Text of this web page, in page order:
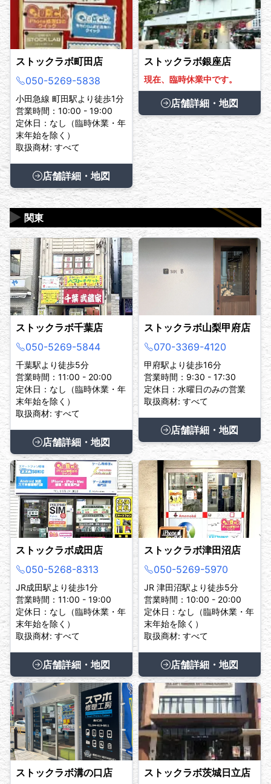
ストックラボ町田店
050-5269-5838
小田急線 町田駅より徒歩1分
営業時間：10:00 - 19:00
定休日：なし（臨時休業・年
末年始を除く）
取扱商材: すべて
店舗詳細・地図
ストックラボ銀座店
現在、臨時休業中です。
店舗詳細・地図
関東
▶
ストックラボ千葉店
050-5269-5844
千葉駅より徒歩5分
営業時間：11:00 - 20:00
定休日：なし（臨時休業・年
末年始を除く）
取扱商材: すべて
店舗詳細・地図
ストックラボ山梨甲府店
070-3369-4120
甲府駅より徒歩16分
営業時間：9:30 - 17:30
定休日：水曜日のみの営業
取扱商材: すべて
店舗詳細・地図
ストックラボ成田店
050-5268-8313
JR成田駅より徒歩1分
営業時間：11:00 - 19:00
定休日：なし（臨時休業・年
末年始を除く）
取扱商材: すべて
店舗詳細・地図
ストックラボ津田沼店
050-5269-5970
JR 津田沼駅より徒歩5分
営業時間：10:00 - 20:00
定休日：なし（臨時休業・年
末年始を除く）
取扱商材: すべて
店舗詳細・地図
ストックラボ溝の口店
ストックラボ茨城日立店